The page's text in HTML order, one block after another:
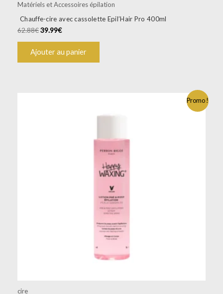
Matériels et Accessoires épilation
Chauffe-cire avec cassolette Epil’Hair Pro 400ml
62.88€39.99€
Ajouter au panier
Promo !
cire